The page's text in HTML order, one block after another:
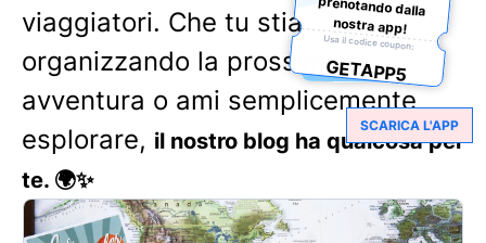
viaggiatori. Che tu stia
organizzando la prossima
avventura o ami semplicemente
esplorare, il nostro blog ha qualcosa per
te. 🌍✨
nostra app!
Usa il codice coupon:
GETAPP5
SCARICA L'APP